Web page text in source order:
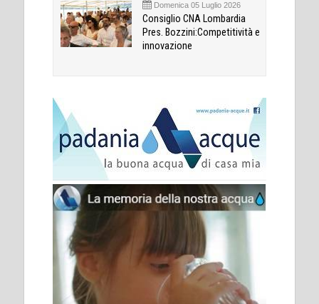
Domenica 05 Luglio 2026
Consiglio CNA Lombardia
Pres. Bozzini:Competitività e
innovazione